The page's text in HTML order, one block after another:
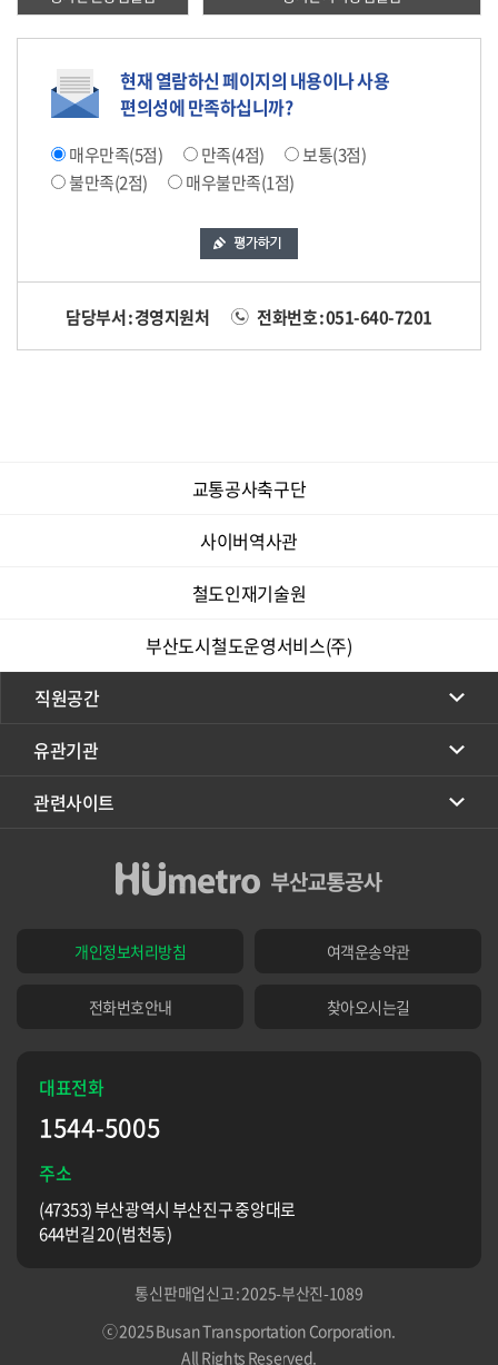
현재 열람하신 페이지의 내용이나 사용
편의성에 만족하십니까?
매우만족(5점) 만족(4점)
보통(3점)
불만족(2점)
매우불만족(1점)
담당부서 : 경영지원처 전화번호 : 051-640-7201
교통공사축구단
사이버역사관
철도인재기술원
부산도시철도운영서비스(주)
직원공간
유관기관
관련사이트
개인정보처리방침 여객운송약관
전화번호안내 찾아오시는길
대표전화
1544-5005
주소
(47353) 부산광역시 부산진구 중앙대로
644번길 20 (범천동)
통신판매업신고 : 2025-부산진-1089
ⓒ 2025 Busan Transportation Corporation.
All Rights Reserved.